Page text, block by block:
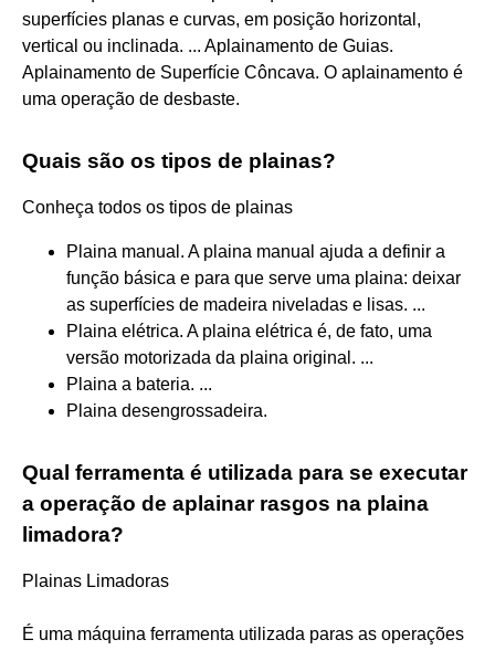
superfícies planas e curvas, em posição horizontal,
vertical ou inclinada. ... Aplainamento de Guias.
Aplainamento de Superfície Côncava. O aplainamento é
uma operação de desbaste.
Quais são os tipos de plainas?
Conheça todos os tipos de plainas
Plaina manual. A plaina manual ajuda a definir a
função básica e para que serve uma plaina: deixar
as superfícies de madeira niveladas e lisas. ...
Plaina elétrica. A plaina elétrica é, de fato, uma
versão motorizada da plaina original. ...
Plaina a bateria. ...
Plaina desengrossadeira.
Qual ferramenta é utilizada para se executar
a operação de aplainar rasgos na plaina
limadora?
Plainas Limadoras
É uma máquina ferramenta utilizada paras as operações